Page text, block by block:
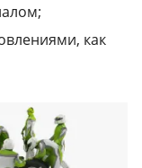
как